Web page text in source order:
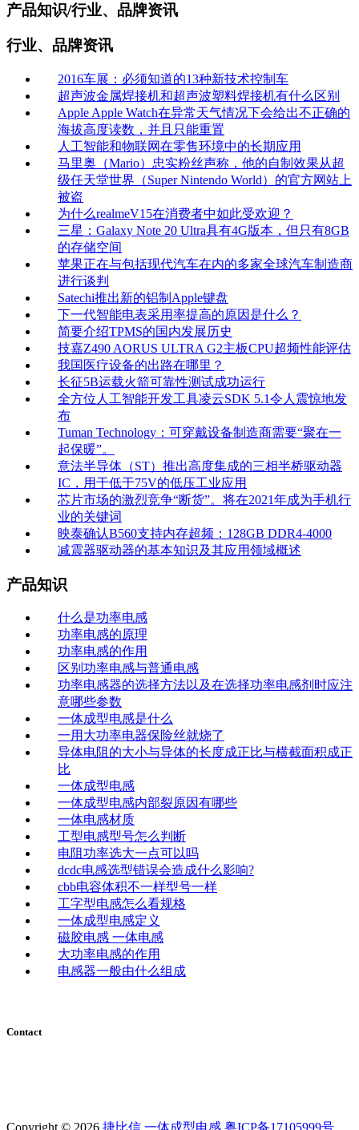
产品知识/行业、品牌资讯
行业、品牌资讯
2016车展：必须知道的13种新技术控制车
超声波金属焊接机和超声波塑料焊接机有什么区别
Apple Apple Watch在异常天气情况下会给出不正确的
海拔高度读数，并且只能重置
人工智能和物联网在零售环境中的长期应用
马里奥（Mario）忠实粉丝声称，他的自制效果从超
级任天堂世界（Super Nintendo World）的官方网站上
被盗
为什么realmeV15在消费者中如此受欢迎？
三星：Galaxy Note 20 Ultra具有4G版本，但只有8GB
的存储空间
苹果正在与包括现代汽车在内的多家全球汽车制造商
进行谈判
Satechi推出新的铝制Apple键盘
下一代智能电表采用率提高的原因是什么？
简要介绍TPMS的国内发展历史
技嘉Z490 AORUS ULTRA G2主板CPU超频性能评估
我国医疗设备的出路在哪里？
长征5B运载火箭可靠性测试成功运行
全方位人工智能开发工具凌云SDK 5.1令人震惊地发
布
Tuman Technology：可穿戴设备制造商需要“聚在一
起保暖”。
意法半导体（ST）推出高度集成的三相半桥驱动器
IC，用于低于75V的低压工业应用
芯片市场的激烈竞争“断货”。将在2021年成为手机行
业的关键词
映泰确认B560支持内存超频：128GB DDR4-4000
减震器驱动器的基本知识及其应用领域概述
产品知识
什么是功率电感
功率电感的原理
功率电感的作用
区别功率电感与普通电感
功率电感器的选择方法以及在选择功率电感剂时应注
意哪些参数
一体成型电感是什么
一用大功率电器保险丝就烧了
导体电阻的大小与导体的长度成正比与横截面积成正
比
一体成型电感
一体成型电感内部裂原因有哪些
一体电感材质
工型电感型号怎么判断
电阻功率选大一点可以吗
dcdc电感选型错误会造成什么影响?
cbb电容体积不一样型号一样
工字型电感怎么看规格
一体成型电感定义
磁胶电感 一体电感
大功率电感的作用
电感器一般由什么组成
Contact
Copyright © 2026 捷比信 一体成型电感 粤ICP备17105999号